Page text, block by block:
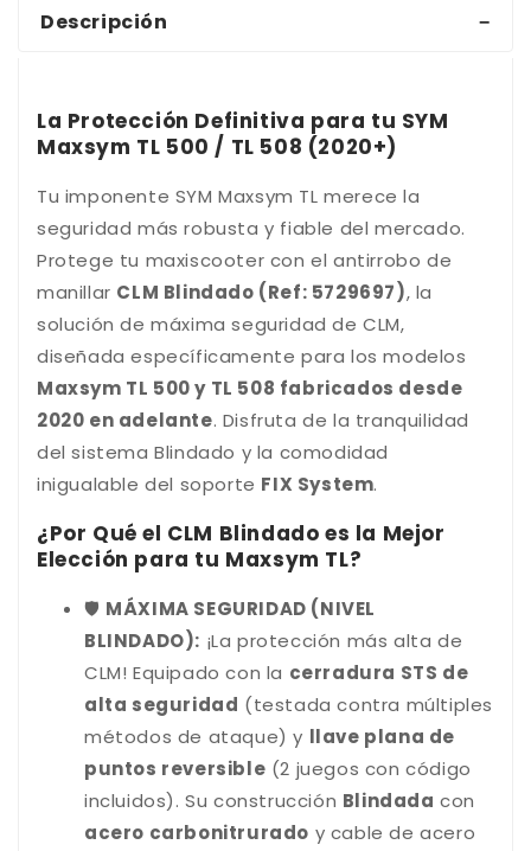
Descripción
La Protección Definitiva para tu SYM
Maxsym TL 500 / TL 508 (2020+)
Tu imponente SYM Maxsym TL merece la
seguridad más robusta y fiable del mercado.
Protege tu maxiscooter con el antirrobo de
manillar CLM Blindado (Ref: 5729697), la
solución de máxima seguridad de CLM,
diseñada específicamente para los modelos
Maxsym TL 500 y TL 508 fabricados desde
2020 en adelante. Disfruta de la tranquilidad
del sistema Blindado y la comodidad
inigualable del soporte FIX System.
¿Por Qué el CLM Blindado es la Mejor
Elección para tu Maxsym TL?
🛡️ MÁXIMA SEGURIDAD (NIVEL
BLINDADO): ¡La protección más alta de
CLM! Equipado con la cerradura STS de
alta seguridad (testada contra múltiples
métodos de ataque) y llave plana de
puntos reversible (2 juegos con código
incluidos). Su construcción Blindada con
acero carbonitrurado y cable de acero